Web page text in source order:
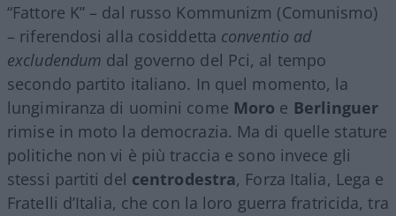
“Fattore K” – dal russo Kommunizm (Comunismo)
– riferendosi alla cosiddetta conventio ad
excludendum dal governo del Pci, al tempo
secondo partito italiano. In quel momento, la
lungimiranza di uomini come Moro e Berlinguer
rimise in moto la democrazia. Ma di quelle stature
politiche non vi è più traccia e sono invece gli
stessi partiti del centrodestra, Forza Italia, Lega e
Fratelli d’Italia, che con la loro guerra fratricida, tra